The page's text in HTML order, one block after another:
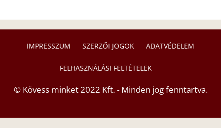
IMPRESSZUM SZERZŐI JOGOK ADATVÉDELEM
FELHASZNÁLÁSI FELTÉTELEK
© Kövess minket 2022 Kft. - Minden jog fenntartva.